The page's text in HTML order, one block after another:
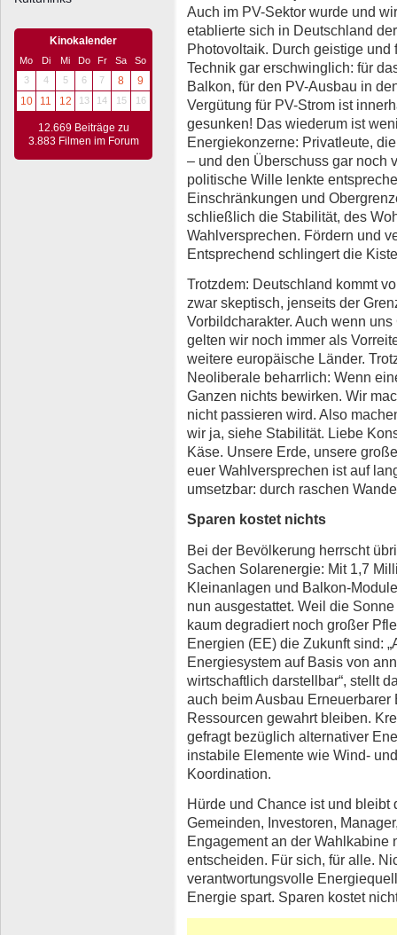
Kinokalender
Mo Di Mi Do Fr Sa
So
3
4 5 6 7 8
9
10
11 12 13 14 15 16
12.669 Beiträge zu
3.883 Filmen im Forum
Auch im PV-Sektor wurde und
etablierte sich in Deutschland
Photovoltaik. Durch geistige
Technik gar erschwinglich: für
Balkon, für den PV-Ausbau in
Vergütung für PV-Strom ist
gesunken! Das wiederum ist
Energiekonzerne: Privatleute,
– und den Überschuss gar noch
politische Wille lenkte
Einschränkungen und
schließlich die Stabilität, des
Wahlversprechen. Fördern und
Entsprechend schlingert die
Trotzdem: Deutschland kommt
zwar skeptisch, jenseits der
Vorbildcharakter. Auch wenn
gelten wir noch immer als
weitere europäische Länder.
Neoliberale beharrlich: Wenn
Ganzen nichts bewirken. Wir
nicht passieren wird. Also
wir ja, siehe Stabilität. Liebe
Käse. Unsere Erde, unsere
euer Wahlversprechen ist auf
umsetzbar: durch raschen
Sparen kostet nichts
Bei der Bevölkerung herrscht
Sachen Solarenergie: Mit 1,7
Kleinanlagen und Balkon-
nun ausgestattet. Weil die
kaum degradiert noch großer
Energien (EE) die Zukunft sind:
Energiesystem auf Basis von
wirtschaftlich darstellbar“, stellt
auch beim Ausbau
Ressourcen gewahrt bleiben.
gefragt bezüglich alternativer
instabile Elemente wie Wind-
Koordination.
Hürde und Chance ist und bleibt
Gemeinden, Investoren,
Engagement an der Wahlkabine
entscheiden. Für sich, für alle.
verantwortungsvolle
Energie spart. Sparen kostet